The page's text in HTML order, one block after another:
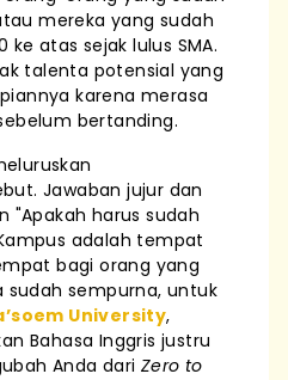
mereka yang sudah
ke atas sejak lulus SMA.
talenta potensial yang
karena merasa
bertanding.
Jawaban jujur dan
"Apakah harus sudah
adalah tempat
bagi orang yang
sudah sempurna, untuk
University,
Bahasa Inggris justru
Anda dari Zero to